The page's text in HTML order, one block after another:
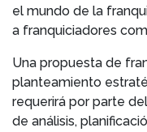
el mundo de la
a franquiciadores
Una propuesta de
planteamiento
requerirá por parte
de análisis,